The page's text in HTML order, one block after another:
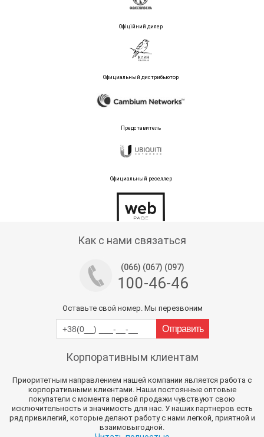
Офіційний дилер
Официальный дистрибьютор
Представитель
Официальный реселлер
Как с нами связаться
(066) (067) (097)
100-46-46
Оставьте свой номер. Мы перезвоним
Корпоративным клиентам
Приоритетным направлением нашей компании является работа с
корпоративными клиентами. Наши постоянные оптовые
покупатели с момента первой продажи чувствуют свою
исключительность и значимость для нас. У наших партнеров есть
ряд привилегий, которые делают работу с нами легкой, приятной и
взаимовыгодной.